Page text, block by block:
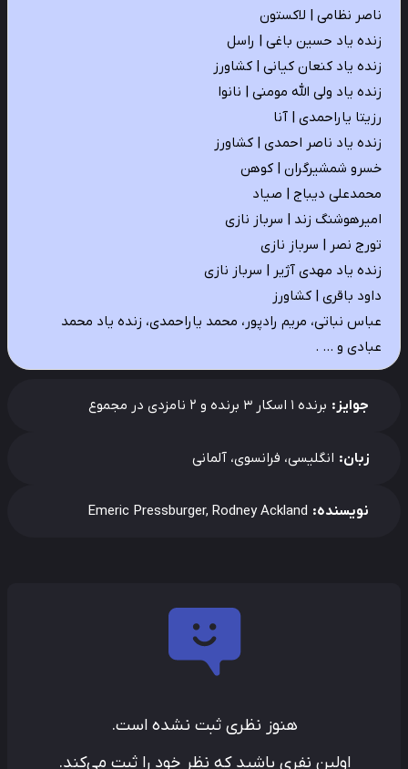
ناصر نظامی | لاکستون
زنده یاد حسین باغی | راسل
زنده یاد کنعان کیانی | کشاورز
زنده یاد ولی الله مومنی | نانوا
رزیتا یاراحمدی | آنا
زنده یاد ناصر احمدی | کشاورز
خسرو شمشیرگران | کوهن
محمدعلی دیباج | صیاد
امیرهوشنگ زند | سرباز نازی
تورج نصر | سرباز نازی
زنده یاد مهدی آژیر | سرباز نازی
داود باقری | کشاورز
عباس نباتی، مریم رادپور، محمد یاراحمدی، زنده یاد محمد
عبادی و … .
جوایز: برنده 1 اسکار 3 برنده و 2 نامزدی در مجموع
زبان: انگلیسی، فرانسوی، آلمانی
نویسنده: Emeric Pressburger, Rodney Ackland
هنوز نظری ثبت نشده است.
اولین نفری باشید که نظر خود را ثبت می‌کند.